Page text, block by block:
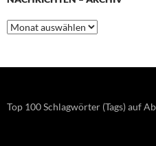
Nachrichten
–
Top 100 Schlagwörter (Tags) auf